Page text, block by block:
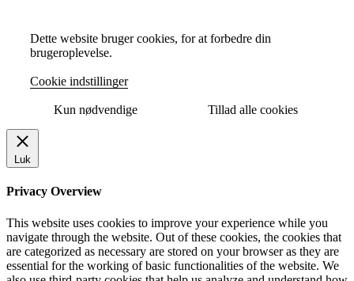
Dette website bruger cookies, for at forbedre din
brugeroplevelse.
Cookie indstillinger
Kun nødvendige Tillad alle cookies
Luk
Privacy Overview
This website uses cookies to improve your experience while you
navigate through the website. Out of these cookies, the cookies that
are categorized as necessary are stored on your browser as they are
essential for the working of basic functionalities of the website. We